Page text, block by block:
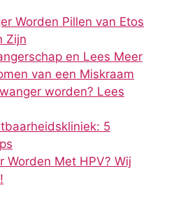
Worden Pillen van Etos
Zijn
en Lees Meer
van een Miskraam
worden? Lees
5
Worden Met HPV? Wij